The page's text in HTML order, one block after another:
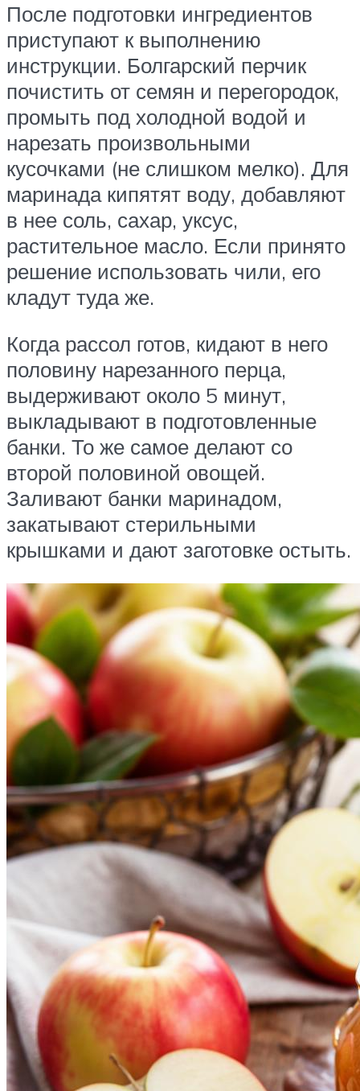
После подготовки ингредиентов
приступают к выполнению
инструкции. Болгарский перчик
почистить от семян и перегородок,
промыть под холодной водой и
нарезать произвольными
кусочками (не слишком мелко). Для
маринада кипятят воду, добавляют
в нее соль, сахар, уксус,
растительное масло. Если принято
решение использовать чили, его
кладут туда же.
Когда рассол готов, кидают в него
половину нарезанного перца,
выдерживают около 5 минут,
выкладывают в подготовленные
банки. То же самое делают со
второй половиной овощей.
Заливают банки маринадом,
закатывают стерильными
крышками и дают заготовке остыть.